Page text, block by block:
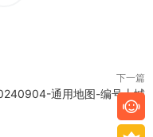
下一篇
通用地图-编号土城